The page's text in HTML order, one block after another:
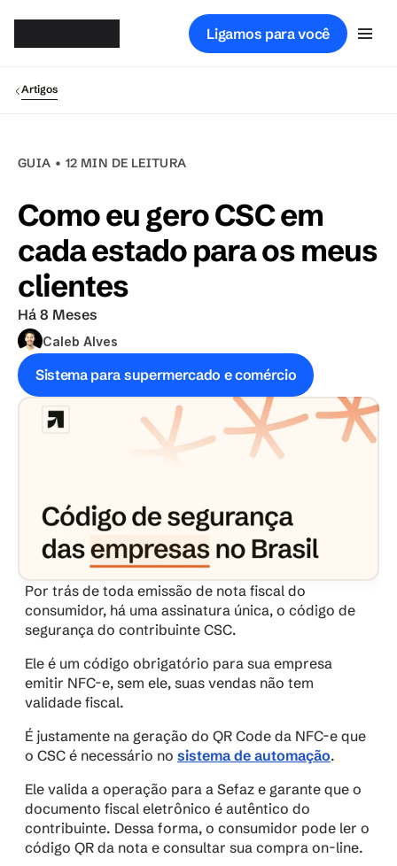
Ligamos para você
Artigos
GUIA • 12 MIN DE LEITURA
Como eu gero CSC em
cada estado para os meus
clientes
Há 8 Meses
Caleb Alves
Sistema para supermercado e comércio
Por trás de toda emissão de nota fiscal do
consumidor, há uma assinatura única, o código de
segurança do contribuinte CSC.
Ele é um código obrigatório para sua empresa
emitir NFC-e, sem ele, suas vendas não tem
validade fiscal.
É justamente na geração do QR Code da NFC-e que
o CSC é necessário no sistema de automação.
Ele valida a operação para a Sefaz e garante que o
documento fiscal eletrônico é autêntico do
contribuinte. Dessa forma, o consumidor pode ler o
código QR da nota e consultar sua compra on-line.